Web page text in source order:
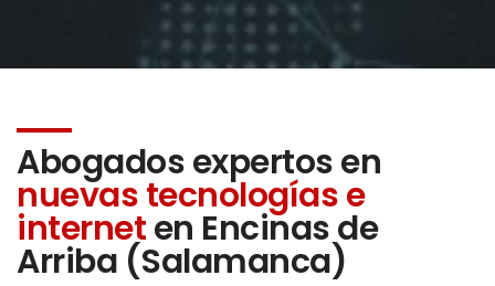
Abogados expertos en
nuevas tecnologías e
interneten Encinas de
Arriba (Salamanca)